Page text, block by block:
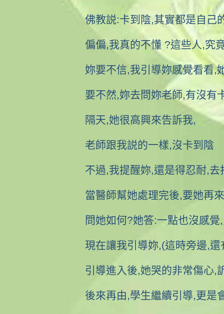
佛教説:卡到陰,其實都是自己
偏偏,我真的不懂 ?這些人,究
妳要不信,我引導妳感覺看看,
要不然,妳去問妳老師,有沒有
隔天,她很高興來告訴我,
老師跟我説的一樣,沒卡到陰
不過,我提醒妳,還是得忍耐,
當醫師幫她處理完後,要她再
問她如何?她答:一點也沒感
現在讓我引導妳,(這時旁邊,還
引導進入後,她哭的非常傷心,
後來再由,學生繼續引導,更是